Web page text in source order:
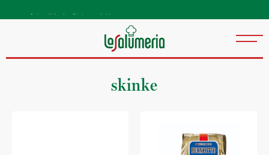
skinke